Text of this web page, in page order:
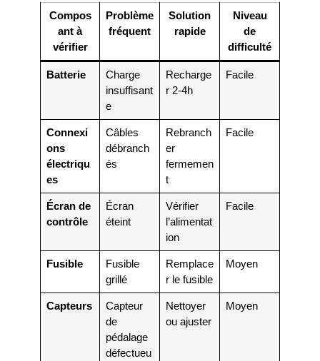
Compos
ant à
vérifier
Problème
fréquent
Solution
rapide
Niveau
de
difficulté
Batterie
Charge
insuffisant
e
Recharge
r 2-4h
Facile
Connexi
ons
électriqu
es
Câbles
débranch
és
Rebranch
er
fermemen
t
Facile
Écran de
contrôle
Écran
éteint
Vérifier
l’alimentat
ion
Facile
Fusible
Fusible
grillé
Remplace
r le fusible
Moyen
Capteurs
Capteur
de
pédalage
défectueu
Nettoyer
ou ajuster
Moyen